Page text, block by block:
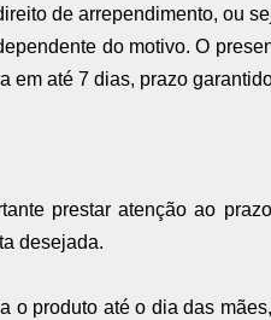
de arrependimento, ou
do motivo. O
em até 7 dias, prazo
prestar atenção ao
desejada.
o produto até o dia das